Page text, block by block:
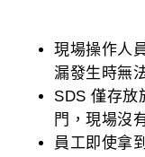
現場操作人
漏發生時無
SDS 僅存放
門，現場沒
員工即使拿